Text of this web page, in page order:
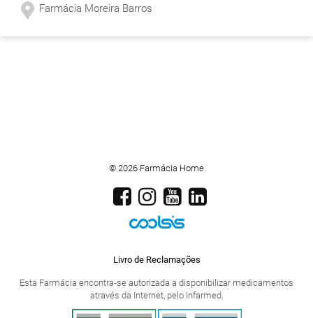
Farmácia Moreira Barros
© 2026 Farmácia Home
Livro de Reclamações
Esta Farmácia encontra-se autorizada a disponibilizar medicamentos
através da Internet, pelo Infarmed.